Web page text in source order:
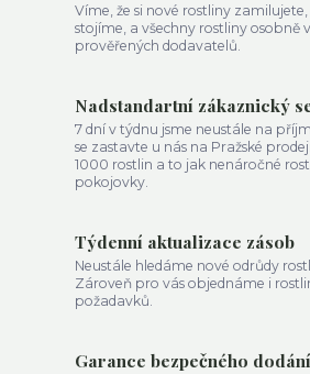
Víme, že si nové rostliny
stojíme, a všechny rostliny osobně
prověřených dodavatelů.
Nadstandartní zákaznický
7 dní v týdnu jsme neustále na
se zastavte u nás na Pražské
1000 rostlin a to jak nenáročné
pokojovky.
Týdenní aktualizace zásob
Neustále hledáme nové odrůdy
Zároveň pro vás objednáme i
požadavků.
Garance bezpečného dodání